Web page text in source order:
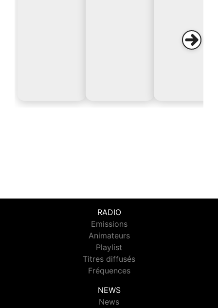
RADIO
Emissions
Animateurs
Playlist
Titres diffusés
Fréquences
NEWS
News